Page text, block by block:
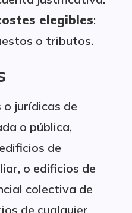
elegibles:
o tributos.
o jurídicas de
o pública,
de
o edificios de
colectiva de
de cualquier